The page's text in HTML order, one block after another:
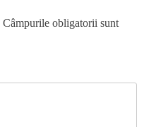
Câmpurile obligatorii sunt